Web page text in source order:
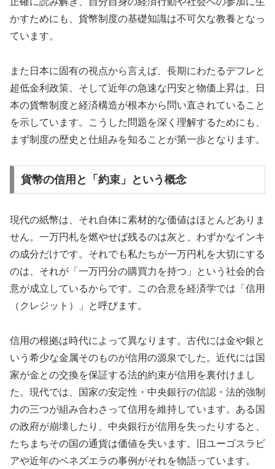
かすためにも、貨幣制度の基礎知識は不可欠な教養となっ
ています。
また日本に固有の視点から言えば、長期にわたるデフレと
超低金利政策、そして近年の急速な円安と物価上昇は、日
本の貨幣制度と経済構造が根本から問い直されていること
を示しています。こうした問題を深く理解するためにも、
まず制度の歴史と仕組みを知ることが第一歩となります。
貨幣の信用と「約束」という概念
現代の紙幣は、それ自体に素材的な価値はほとんどありま
せん。一万円札を燃やせば残るのは灰と、わずかなインキ
の成分だけです。それでも私たちが一万円札を大切にする
のは、それが「一万円分の購買力を持つ」という社会的合
意が成立しているからです。この合意を経済学では「信用
（クレジット）」と呼びます。
信用の根拠は時代によって異なります。古代には金や銀と
いう希少な金属そのものが信用の源泉でした。近代には国
家が金との交換を保証する法的約束が信用を裏付けまし
た。現代では、国家の安定性・中央銀行の信認・法的強制
力の三つが組み合わさって信用を維持しています。ある国
の政府が崩壊したり、中央銀行が信用を失ったりすると、
たちまちその国の通貨は価値を失います。旧ユーゴスラビ
アや近年のベネズエラの事例がそれを物語っています。